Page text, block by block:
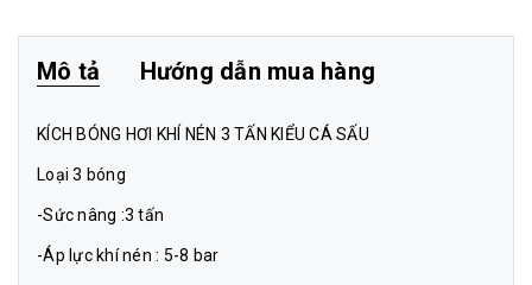
Mô tả Hướng dẫn mua hàng
KÍCH BÓNG HƠI KHÍ NÉN 3 TẤN KIỂU CÁ SẤU
Loại 3 bóng
-Sức nâng :3 tấn
-Áp lực khí nén : 5-8 bar